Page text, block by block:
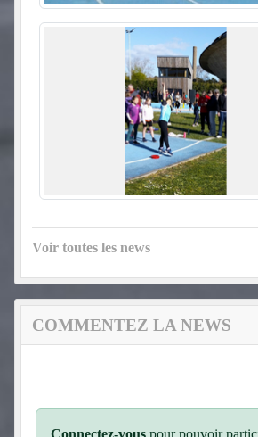
Voir toutes les news
COMMENTEZ LA NEWS
Connectez-vous pour pouvoir